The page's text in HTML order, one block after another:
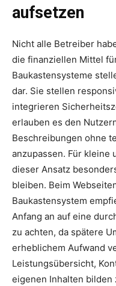
aufsetzen
Nicht alle Betreiber
die finanziellen Mittel
Baukastensysteme
dar. Sie stellen
integrieren
erlauben es den
Beschreibungen ohne
anzupassen. Für kleine
dieser Ansatz
bleiben. Beim
Baukastensystem
Anfang an auf eine
zu achten, da spätere
erheblichem Aufwand
Leistungsübersicht,
eigenen Inhalten bilden